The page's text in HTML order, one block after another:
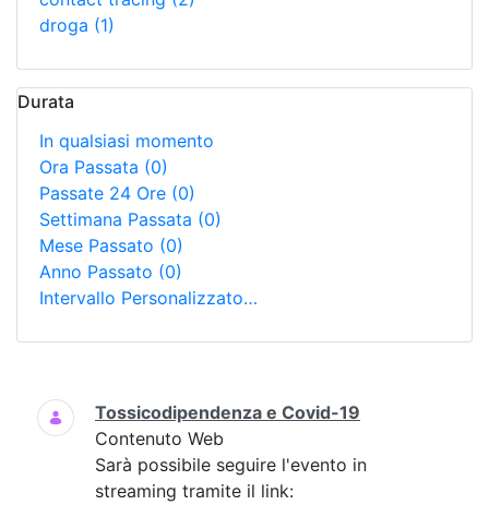
droga (1)
Durata
In qualsiasi momento
Ora Passata (0)
Passate 24 Ore (0)
Settimana Passata (0)
Mese Passato (0)
Anno Passato (0)
Intervallo Personalizzato…
Ricerca
Tossicodipendenza e Covid-19
Contenuto Web
Sarà possibile seguire l'evento in
streaming tramite il link: